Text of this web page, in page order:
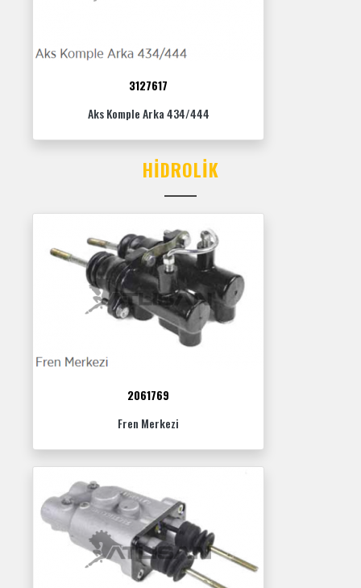
3127617
Aks Komple Arka 434/444
HIDROLIK
2061769
Fren Merkezi